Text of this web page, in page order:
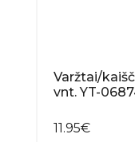
Varžtai/
vnt. YT-
11.95€